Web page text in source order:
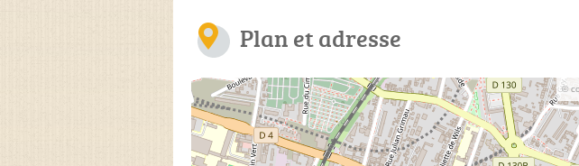
Plan et adresse
©